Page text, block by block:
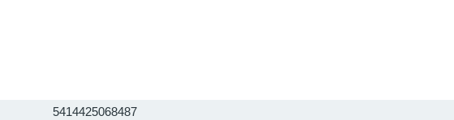
5414425068487